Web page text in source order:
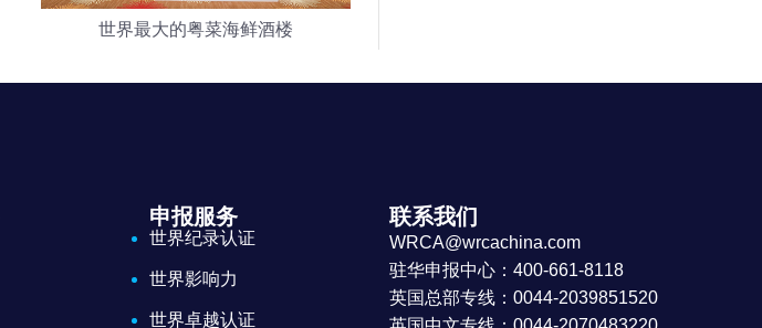
世界最大的粤菜海鲜酒楼
申报服务
世界纪录认证
世界影响力
世界卓越认证
联系我们
WRCA@wrcachina.com
驻华申报中心：400-661-8118
英国总部专线：0044-2039851520